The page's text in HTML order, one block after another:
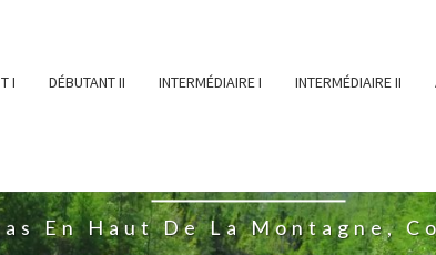
I DÉBUTANT II INTERMÉDIAIRE I INTERMÉDIAIRE II
En Haut De La Montagne,